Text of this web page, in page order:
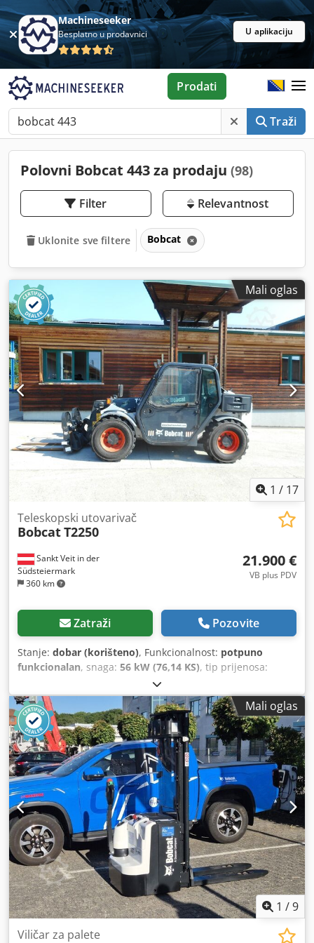
Machineseeker
Besplatno u prodavnici U aplikaciju
Traži
Prodati
Polovni Bobcat 443 za prodaju (98)
Filter Relevantnost
Uklonite sve filtere Bobcat
Mali oglas
1 / 17
Sankt Veit in der
Südsteiermark
360 km
Teleskopski utovarivač
BobcatT2250
21.900 €
VB plus PDV
Zatraži Pozovite
Stanje: dobar (korišteno), Funkcionalnost: potpuno
funkcionalan, snaga: 56 kW (76,14 KS), tip prijenosa:
, snaga dizanja:
Godina izgradnje:2008, radni sati:4.871 h, Oprema:
kabina, viljuške za palete, Mali oglas
1 /9
Viličar za palete